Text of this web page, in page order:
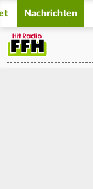
Nachrichten